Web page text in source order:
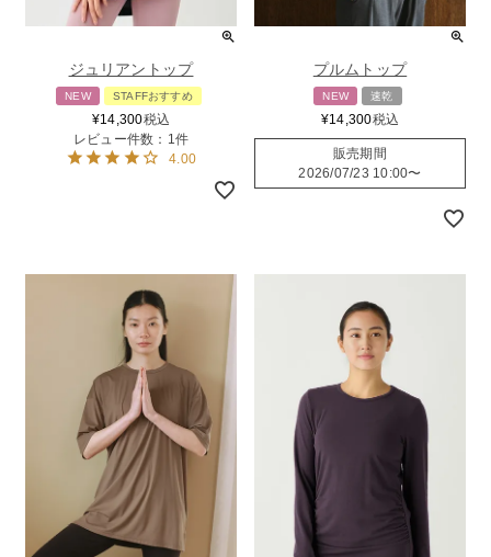
ジュリアントップ
NEW STAFFおすすめ
¥14,300税込
レビュー件数：1件
4.00
プルムトップ
NEW 速乾
¥14,300税込
販売期間
2026/07/23 10:00〜